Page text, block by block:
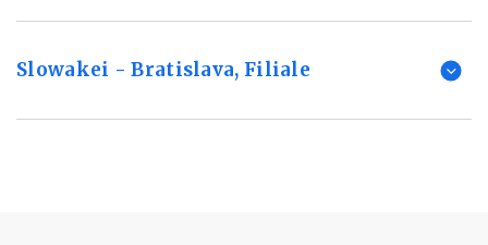
Slowakei - Bratislava, Filiale